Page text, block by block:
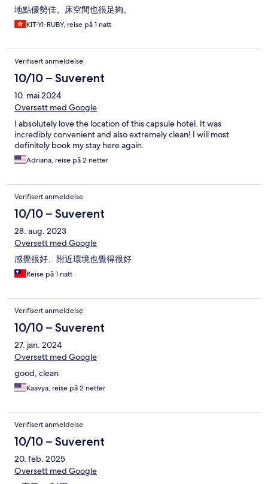
地點優勢佳。床空間也很足夠。
KIT-YI-RUBY, reise på 1 natt
Verifisert anmeldelse
10/10 – Suverent
10. mai 2024
Oversett med Google
I absolutely love the location of this capsule hotel. It was
incredibly convenient and also extremely clean! I will most
definitely book my stay here again.
Adriana, reise på 2 netter
Verifisert anmeldelse
10/10 – Suverent
28. aug. 2023
Oversett med Google
感覺很好、附近環境也覺得很好
Reise på 1 natt
Verifisert anmeldelse
10/10 – Suverent
27. jan. 2024
Oversett med Google
good, clean
Kaavya, reise på 2 netter
Verifisert anmeldelse
10/10 – Suverent
20. feb. 2025
Oversett med Google